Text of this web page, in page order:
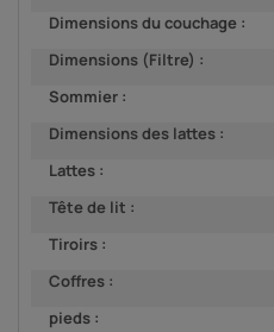
Dimensions du couchage :
Dimensions (Filtre) :
Sommier :
Dimensions des lattes :
Lattes :
Tête de lit :
Tiroirs :
Coffres :
pieds :